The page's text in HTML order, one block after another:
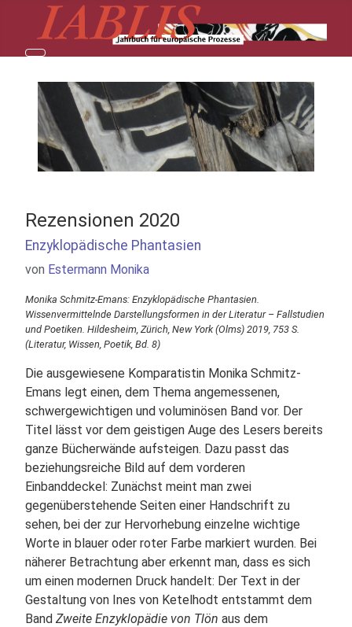
Rezensionen 2020
Enzyklopädische Phantasien
Details
von Estermann Monika
Monika Schmitz-Emans: Enzyklopädische Phantasien.
Wissenvermittelnde Darstellungsformen in der Literatur – Fallstudien
und Poetiken. Hildesheim, Zürich, New York (Olms) 2019, 753 S.
(Literatur, Wissen, Poetik, Bd. 8)
Die ausgewiesene Komparatistin Monika Schmitz-
Emans legt einen, dem Thema angemessenen,
schwergewichtigen und voluminösen Band vor. Der
Titel lässt vor dem geistigen Auge des Lesers bereits
ganze Bücherwände aufsteigen. Dazu passt das
beziehungsreiche Bild auf dem vorderen
Einbanddeckel: Zunächst meint man zwei
gegenüberstehende Seiten einer Handschrift zu
sehen, bei der zur Hervorhebung einzelne wichtige
Worte in blauer oder roter Farbe markiert wurden. Bei
näherer Betrachtung aber erkennt man, dass es sich
um einen modernen Druck handelt: Der Text in der
Gestaltung von Ines von Ketelhodt entstammt dem
Band Zweite Enzyklopädie von Tlön aus dem